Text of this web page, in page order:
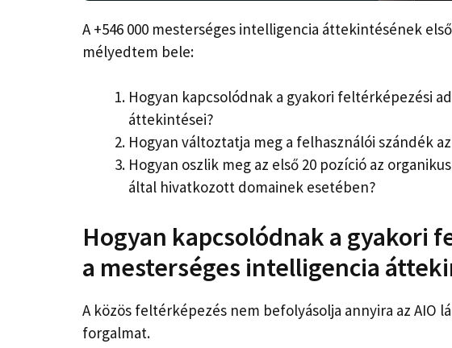
A +546 000 mesterséges intelligencia áttekintésének
mélyedtem bele:
Hogyan kapcsolódnak a gyakori feltérképezési
áttekintései?
Hogyan változtatja meg a felhasználói szándék
Hogyan oszlik meg az első 20 pozíció az
által hivatkozott domainek esetében?
Hogyan kapcsolódnak a gyakori
a mesterséges intelligencia
A közös feltérképezés nem befolyásolja annyira az AIO
forgalmat.